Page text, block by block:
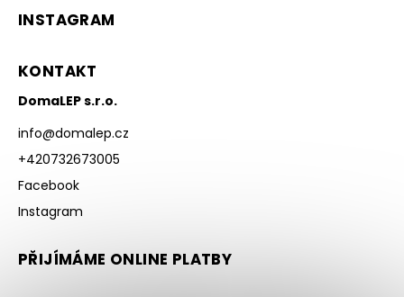
INSTAGRAM
KONTAKT
DomaLEP s.r.o.
info@domalep.cz
+420732673005
Facebook
Instagram
PŘIJÍMÁME ONLINE PLATBY